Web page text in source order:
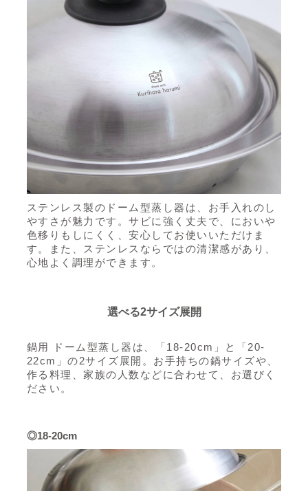
ステンレス製のドーム型蒸し器は、お手入れのし
やすさが魅力です。サビに強く丈夫で、においや
色移りもしにくく、安心してお使いいただけま
す。また、ステンレスならではの清潔感があり、
心地よく調理ができます。
選べる2サイズ展開
鍋用 ドーム型蒸し器は、「18-20cm」と「20-
22cm」の2サイズ展開。お手持ちの鍋サイズや、
作る料理、家族の人数などに合わせて、お選びく
ださい。
◎18-20cm